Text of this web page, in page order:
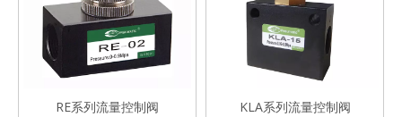
RE系列流量控制阀 KLA系列流量控制阀